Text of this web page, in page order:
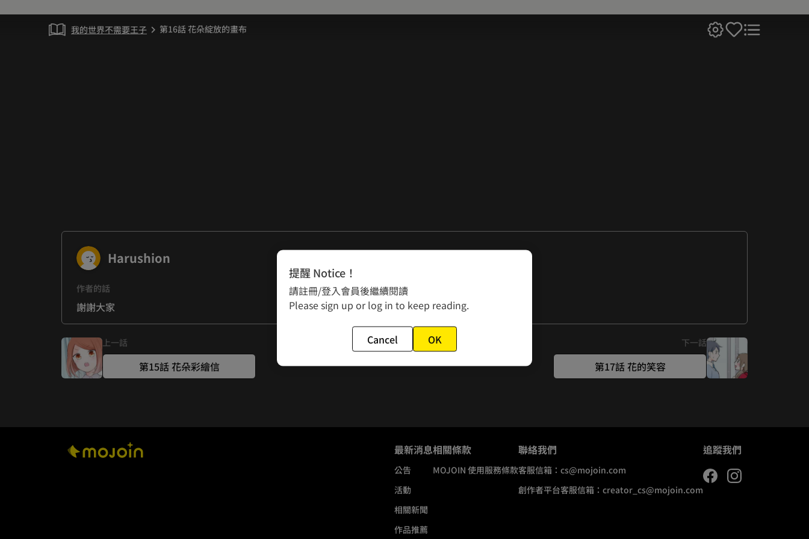
我的世界不需要王子 chevron_right 第16話 花朵綻放的畫布
Harushion
作者的話
謝謝大家
上一話
第15話 花朵彩繪信
下一話
第17話 花的笑容
最新消息
公告
活動
相關新聞
作品推薦
相關條款
MOJOIN 使用服務條款
聯絡我們
客服信箱： cs@mojoin.com
創作者平台客服信箱： creator_cs@mojoin.com
追蹤我們
提醒 Notice！
請註冊/登入會員後繼續閱讀
Please sign up or log in to keep reading.
Cancel OK